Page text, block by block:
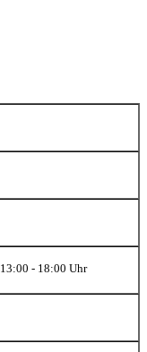
13:00 - 18:00 Uhr